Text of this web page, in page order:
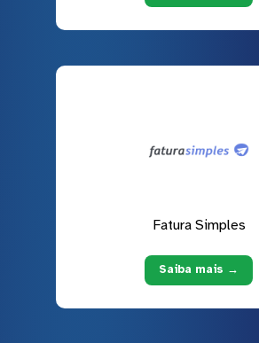
Fatura Simples
Saiba mais →